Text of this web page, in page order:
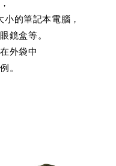
的筆記本電腦，
鏡盒等。
外袋中
。